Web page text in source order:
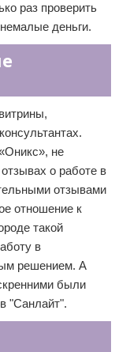
раз проверить
деньги.
не
о работе в
отзывами
отношение к
такой
в
решением. А
были
"Санлайт".